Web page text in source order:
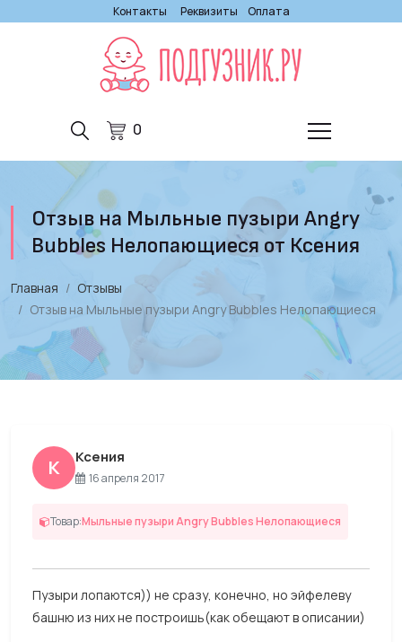
Контакты Реквизиты Оплата
0
Отзыв на Мыльные пузыри Angry
Bubbles Нелопающиеся от Ксения
Главная
Отзывы
Отзыв на Мыльные пузыри Angry Bubbles Нелопающиеся
К Ксения
16 апреля 2017
Товар:Мыльные пузыри Angry Bubbles Нелопающиеся
Пузыри лопаются)) не сразу, конечно, но эйфелеву
башню из них не построишь(как обещают в описании)